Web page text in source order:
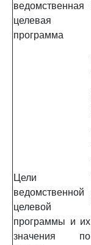
ведомственная
целевая
программа
Цели
ведомственной
целевой
программы и их
значения по